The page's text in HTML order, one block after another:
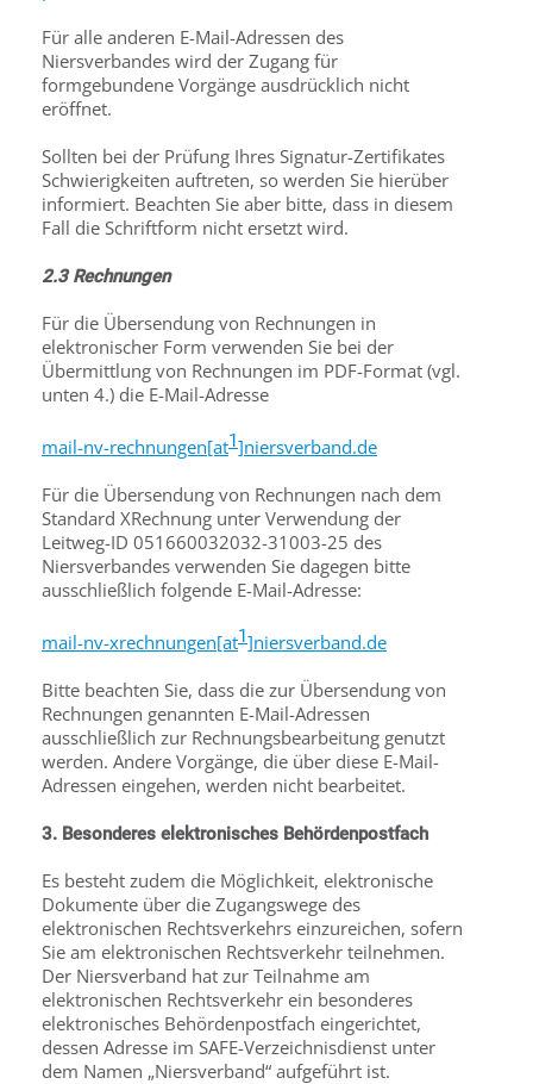
Für alle anderen E-Mail-Adressen des
Niersverbandes wird der Zugang für
formgebundene Vorgänge ausdrücklich nicht
eröffnet.
Sollten bei der Prüfung Ihres Signatur-Zertifikates
Schwierigkeiten auftreten, so werden Sie hierüber
informiert. Beachten Sie aber bitte, dass in diesem
Fall die Schriftform nicht ersetzt wird.
2.3 Rechnungen
Für die Übersendung von Rechnungen in
elektronischer Form verwenden Sie bei der
Übermittlung von Rechnungen im PDF-Format (vgl.
unten 4.) die E-Mail-Adresse
mail-nv-rechnungen[at1]niersverband.de
Für die Übersendung von Rechnungen nach dem
Standard XRechnung unter Verwendung der
Leitweg-ID 051660032032-31003-25 des
Niersverbandes verwenden Sie dagegen bitte
ausschließlich folgende E-Mail-Adresse:
mail-nv-xrechnungen[at1]niersverband.de
Bitte beachten Sie, dass die zur Übersendung von
Rechnungen genannten E-Mail-Adressen
ausschließlich zur Rechnungsbearbeitung genutzt
werden. Andere Vorgänge, die über diese E-Mail-
Adressen eingehen, werden nicht bearbeitet.
3. Besonderes elektronisches Behördenpostfach
Es besteht zudem die Möglichkeit, elektronische
Dokumente über die Zugangswege des
elektronischen Rechtsverkehrs einzureichen, sofern
Sie am elektronischen Rechtsverkehr teilnehmen.
Der Niersverband hat zur Teilnahme am
elektronischen Rechtsverkehr ein besonderes
elektronisches Behördenpostfach eingerichtet,
dessen Adresse im SAFE-Verzeichnisdienst unter
dem Namen „Niersverband“ aufgeführt ist.